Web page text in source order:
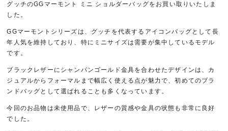
グッチのGGマーモント ミニ ショルダーバッグをお買い取りいたしま
した。
GGマーモントシリーズは、グッチを代表するアイコンバッグとして長
年人気を維持しており、特にミニサイズは需要が集中しているモデル
です。
ブラックレザーにシャンパンゴールド金具を合わせたデザインは、カ
ジュアルからフォーマルまで幅広く使える点が魅力で、初めてのブラ
ンドバッグとして選ばれることも多くなっています。
今回のお品物は未使用品で、レザーの質感や金具の状態も非常に良好
でした。